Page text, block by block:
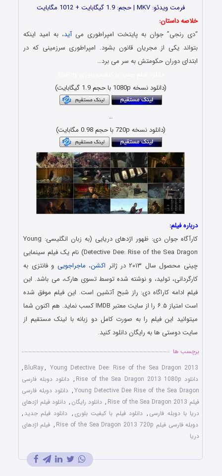
فرمت ویدئو: MKV | حجم: 1.9 گیگابایت + 1012 مگابایت
خلاصه داستان:
“دی رنجی” جوان به پایتخت امپراطوری میآید، به امید اینکه
بتواند یکی از مجریان قانون بشود. امپراطوری سرزمینی که در
ابتدای دوران حکومتش به سر می برد…
(دانلود نسخه 1080p با حجم 1.9 گیگابایت)
…
(دانلود نسخه 720p با حجم 0.98 مگابایت)
درباره فیلم:
کارآگاه جوان دی: ظهور اژدهای دریایی (به زبان انگلیسی: Young
Detective Dee: Rise of the Sea Dragon) نام یک فیلم سینمایی
چینی محصول سال ۲۰۱۳ در ژانر
اکشن، ماجراجویی و فانتزی به
کارگردانی، تولید، و نوشته شده توسط تسوی هارک، می باشد. این
فیلم ادامه کاراگاه دی: راز شبح آتشین است. این فیلم موفق شده
است امتیاز ۶.۵ را از سایت معتبر IMDB کسب نماید. هم اکنون شما
میتوانید این فیلم را به صورت کامل دو زبانه با لینک مستقیم از
سایت دوستی ها به رایگان دانلود کنید.
برچسب ها
BluRay, Young Detective Dee: Rise of the Sea Dragon 2013
,
دانلود Rise of the Sea Dragon 2013 1080p
, دانلود دوبله فارسی
Young Detective Dee Rise of the Sea Dragon
, دانلود دوبله فارسی
فیلم Rise of the Sea Dragon 2013
, دانلود رایگان , دانلود فیلم اژدهای
دریا با دوبله فارسی , دانلود فیلم با کیفیت بلوری , دانلود فیلم جدید ,
دوبله فارسی فیلم Rise of the Sea Dragon 2013 720p
, فیلم اژدهای
دریا